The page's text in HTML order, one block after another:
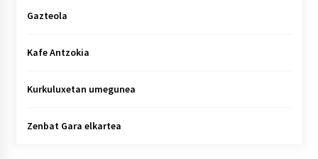
Gazteola
Kafe Antzokia
Kurkuluxetan umegunea
Zenbat Gara elkartea